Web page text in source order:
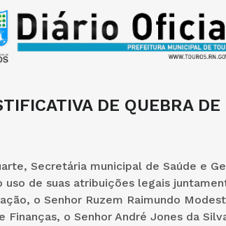
DE QUEBRA DE
Secretária municipal de Saúde e
uso de suas atribuições legais
o Senhor Ruzem Raimundo
Finanças, o Senhor André Jones da